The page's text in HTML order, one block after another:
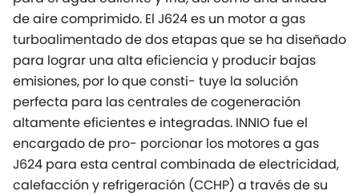
de aire comprimido. El J624 es un motor a gas
turboalimentado de dos etapas que se ha diseñado
para lograr una alta eficiencia y producir bajas
emisiones, por lo que consti- tuye la solución
perfecta para las centrales de cogeneración
altamente eficientes e integradas. INNIO fue el
encargado de pro- porcionar los motores a gas
J624 para esta central combinada de electricidad,
calefacción y refrigeración (CCHP) a través de su